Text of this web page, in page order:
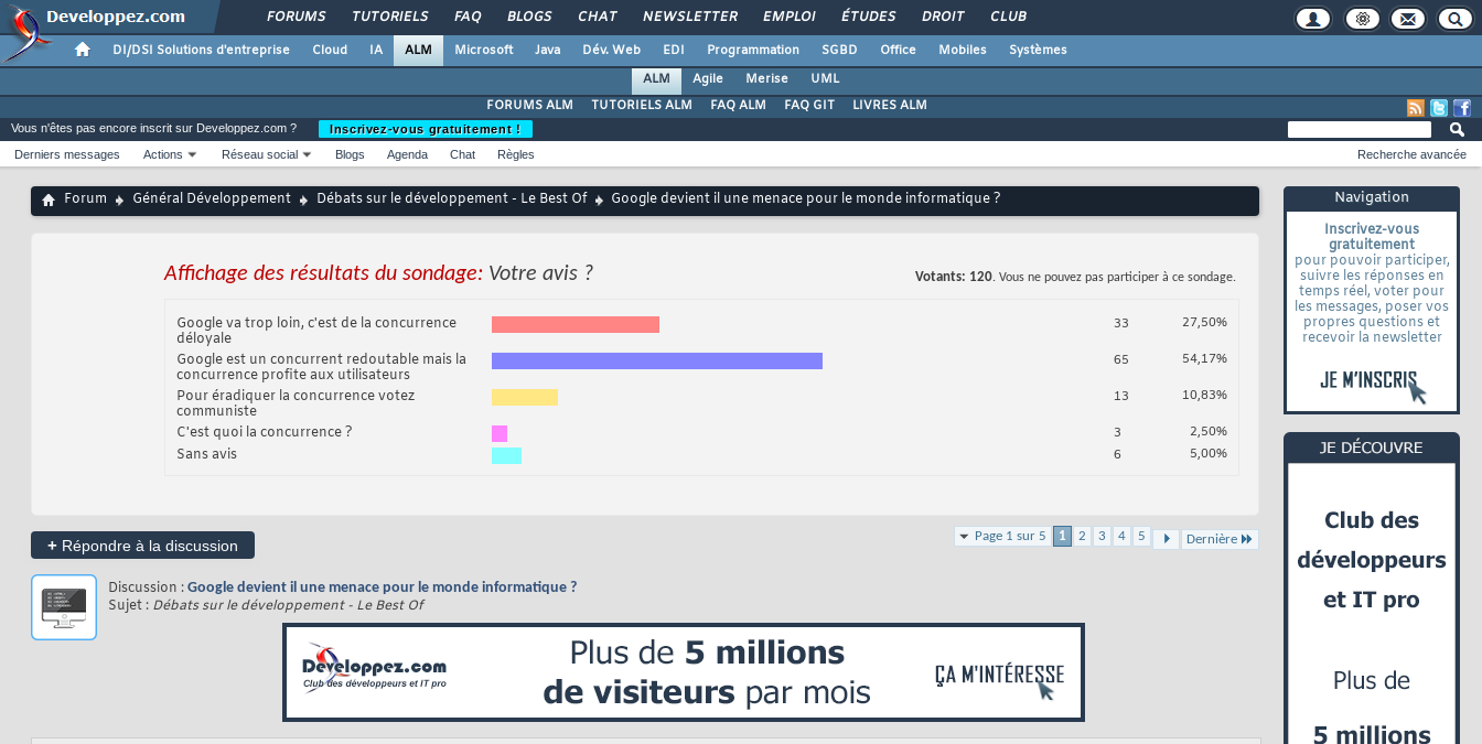
FORUMS TUTORIELS FAQ BLOGS CHAT NEWSLETTER EMPLOI ÉTUDES DROIT CLUB
DI/DSI Solutions d'entreprise Cloud IA ALM Microsoft Java Dév. Web EDI Programmation SGBD Office Mobiles
Systèmes
ALM
Agile Merise
UML
FORUMS ALM
TUTORIELS ALM FAQ ALM FAQ GIT LIVRES ALM
Navigation
Inscrivez-vous
gratuitement
pour pouvoir participer,
suivre les réponses en
temps réel, voter pour
les messages, poser vos
propres questions et
recevoir la newsletter
Vous n'êtes pas encore inscrit sur Developpez.com ?
Inscrivez-vous gratuitement !
Derniers messages
Actions Réseau social Blogs Agenda Chat Règles Recherche avancée
Forum Général Développement Débats sur le développement - Le Best Of Google devient il une menace pour le monde informatique ?
Affichage des résultats du sondage: Votre avis ? Votants 120. Vous ne pouvez pas participer à ce sondage.
Google va trop loin, c'est de la concurrence
déloyale
33 27,50%
Google est un concurrent redoutable mais la
concurrence profite aux utilisateurs
65 54,17%
Pour éradiquer la concurrence votez
communiste
13 10,83%
C'est quoi la concurrence ? 3 2,50%
Sans avis 6 5,00%
+ Répondre à la discussion
Page 1 sur 5 1 2 3 4 5 Dernière
Discussion : Google devient il une menace pour le monde informatique ?
Sujet : Débats sur le développement - Le Best Of